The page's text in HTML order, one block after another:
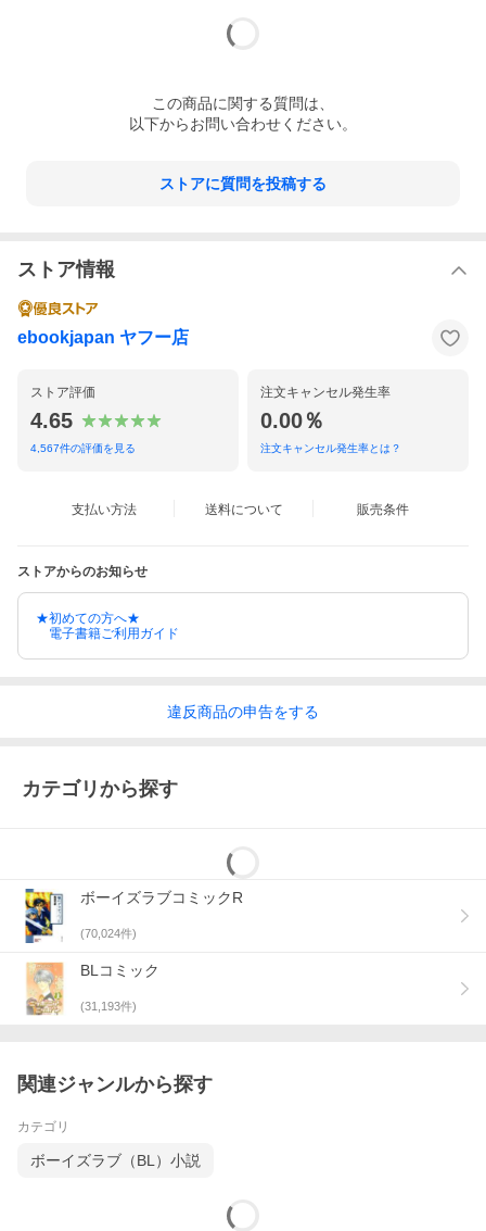
この商品に関する質問は、
以下からお問い合わせください。
ストアに質問を投稿する
ストア情報
ebookjapan ヤフー店
ストア評価
4.65
4,567件の評価を見る
注文キャンセル発生率
0.00％
注文キャンセル発生率とは？
支払い方法 送料について 販売条件
ストアからのお知らせ
★初めての方へ★
電子書籍ご利用ガイド
違反商品の申告をする
カテゴリから探す
ボーイズラブコミックR
(70,024件)
BLコミック
(31,193件)
関連ジャンルから探す
カテゴリ
ボーイズラブ（BL）小説